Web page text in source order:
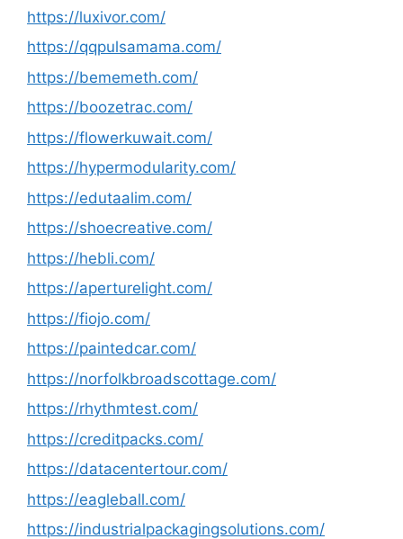
https://luxivor.com/
https://qqpulsamama.com/
https://bememeth.com/
https://boozetrac.com/
https://flowerkuwait.com/
https://hypermodularity.com/
https://edutaalim.com/
https://shoecreative.com/
https://hebli.com/
https://aperturelight.com/
https://fiojo.com/
https://paintedcar.com/
https://norfolkbroadscottage.com/
https://rhythmtest.com/
https://creditpacks.com/
https://datacentertour.com/
https://eagleball.com/
https://industrialpackagingsolutions.com/